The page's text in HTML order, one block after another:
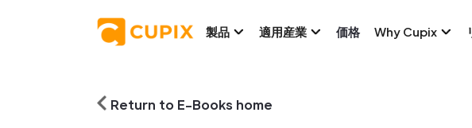
製品 適用産業 価格 Why Cupix
Return to E-Books home